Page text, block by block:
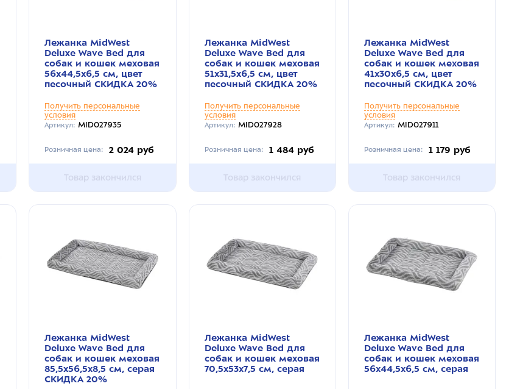
Лежанка MidWest
Deluxe Wave Bed для
собак и кошек меховая
56х44,5х6,5 см, цвет
песочный СКИДКА 20%
Получить персональные
условия
Артикул: MID027935
Розничная цена: 2 024 руб
Товар закончился
Лежанка MidWest
Deluxe Wave Bed для
собак и кошек меховая
51х31,5х6,5 см, цвет
песочный СКИДКА 20%
Получить персональные
условия
Артикул: MID027928
Розничная цена: 1 484 руб
Товар закончился
Лежанка MidWest
Deluxe Wave Bed для
собак и кошек меховая
41х30х6,5 см, цвет
песочный СКИДКА 20%
Получить персональные
условия
Артикул: MID027911
Розничная цена: 1 179 руб
Товар закончился
Лежанка MidWest
Deluxe Wave Bed для
собак и кошек меховая
85,5х56,5х8,5 см, серая
СКИДКА 20%
Лежанка MidWest
Deluxe Wave Bed для
собак и кошек меховая
70,5х53х7,5 см, серая
Лежанка MidWest
Deluxe Wave Bed для
собак и кошек меховая
56х44,5х6,5 см, серая